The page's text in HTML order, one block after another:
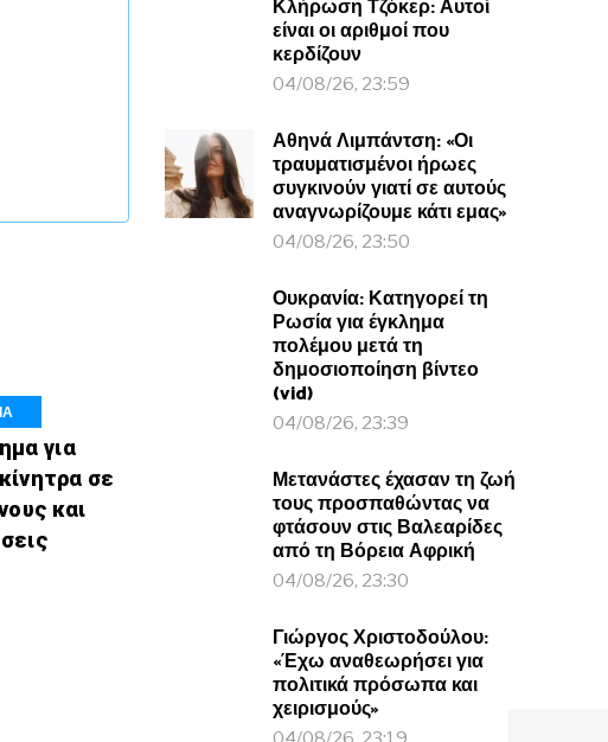
για
σε
και
Κλήρωση Τζόκερ: Αυτοί
είναι οι αριθμοί που
κερδίζουν
04/08/26, 23:59
Αθηνά Λιμπάντση: «Οι
τραυματισμένοι ήρωες
συγκινούν γιατί σε αυτούς
αναγνωρίζουμε κάτι εμας»
04/08/26, 23:50
Ουκρανία: Κατηγορεί τη
Ρωσία για έγκλημα
πολέμου μετά τη
δημοσιοποίηση βίντεο
(vid)
04/08/26, 23:39
Μετανάστες έχασαν τη ζωή
τους προσπαθώντας να
φτάσουν στις Βαλεαρίδες
από τη Βόρεια Αφρική
04/08/26, 23:30
Γιώργος Χριστοδούλου:
«Έχω αναθεωρήσει για
πολιτικά πρόσωπα και
χειρισμούς»